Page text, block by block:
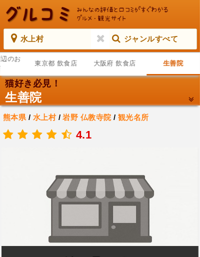
水上村 ジャンルすべて
のお
東京都 飲食店 大阪府 飲食店 生善院
猫好き必見！
生善院
熊本県 / 水上村/岩野 仏教寺院/ 観光名所
4.1